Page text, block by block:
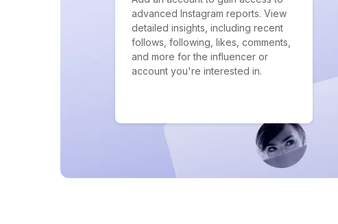
advanced Instagram reports. View
detailed insights, including recent
follows, following, likes, comments,
and more for the influencer or
account you're interested in.